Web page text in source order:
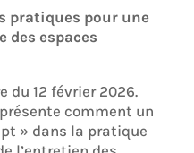
pratiques pour une
des espaces
du 12 février 2026.
comment un
» dans la pratique